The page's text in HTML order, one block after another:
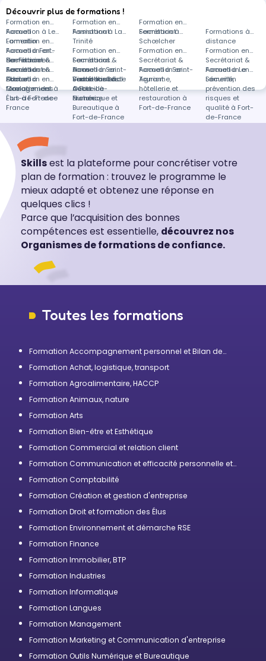
Découvrir plus de formations !
Formation en
Accueil
Formation en
Assistanat
Formation en
Secrétariat
Formation à Le
Lamentin
Formation à La
Trinité
Formation à
Schœlcher
Formations à
distance
Formation en
Accueil à Fort-
de-France
Formation en
Secrétariat &
Accueil à
L'Union
Formation en
Secrétariat &
Accueil à Saint-
Victor-la-Coste
Formation en
Secrétariat &
Accueil à Saint-
Agnant
Formation en
Secrétariat &
Accueil à Le
Lamentin
Formation en
Secrétariat &
Accueil à
Coulommiers
Formations
dans
Secrétariat &
Accueil à
distance
Formation en
Droit et
formation des
Élus à Fort-de-
France
Formation en
Santé et social
à Fort-de-
France
Formation en
Tourisme,
hôtellerie et
restauration à
Fort-de-France
Formation en
Sécurité,
prévention des
risques et
qualité à Fort-
de-France
Formation en
Management à
Fort-de-France
Formation en
Outils
Numérique et
Bureautique à
Fort-de-France
Skillsest la plateforme pour concrétiser votre
plan de formation : trouvez le programme le
mieux adapté et obtenez une réponse en
quelques clics !
Parce que l’acquisition des bonnes
compétences est essentielle, découvrez nos
Organismes de formations de confiance.
Toutes les formations
Formation Accompagnement personnel et Bilan de
Formation Achat, logistique, transport
Formation Agroalimentaire, HACCP
Formation Animaux, nature
Formation Arts
Formation Bien-être et Esthétique
Formation Commercial et relation client
Formation Communication et efficacité personnelle et
Formation Comptabilité
Formation Création et gestion d'entreprise
Formation Droit et formation des Élus
Formation Environnement et démarche RSE
Formation Finance
Formation Immobilier, BTP
Formation Industries
Formation Informatique
Formation Langues
Formation Management
Formation Marketing et Communication d'entreprise
Formation Outils Numérique et Bureautique